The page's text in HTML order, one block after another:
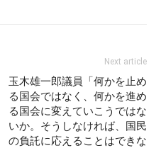
Next article
玉木雄一郎議員「何かを止め
る国会ではなく、何かを進め
る国会に変えていこうではな
いか。そうしなければ、国民
の負託に応えることはできな